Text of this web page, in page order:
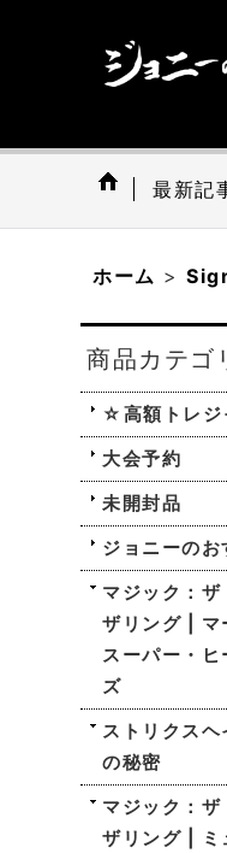
最新記
ホーム >
商品カテゴ
☆高額トレ
大会予約
未開封品
ジョニーのお
マジック：ザ
ザリング | マ
スーパー・ヒ
ズ
ストリクスヘ
の秘密
マジック：ザ
ザリング | ミ